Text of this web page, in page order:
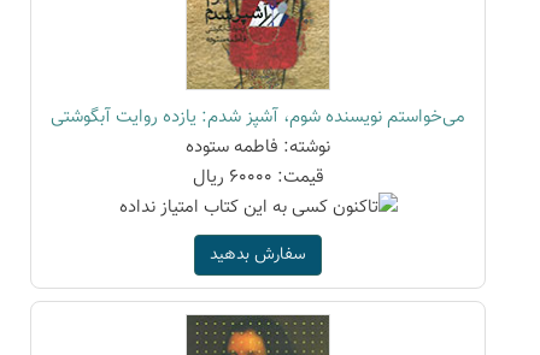
می‌خواستم نویسنده شوم، آشپز شدم: یازده روایت آبگوشتی
نوشته: فاطمه ستوده
قیمت: 60000 ریال
سفارش بدهید